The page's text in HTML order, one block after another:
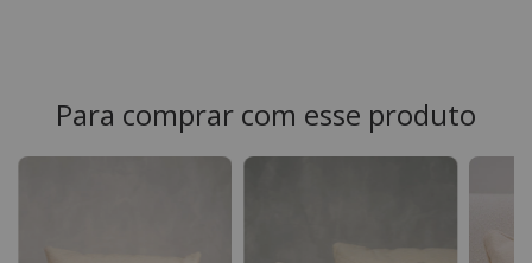
Para comprar com esse produto